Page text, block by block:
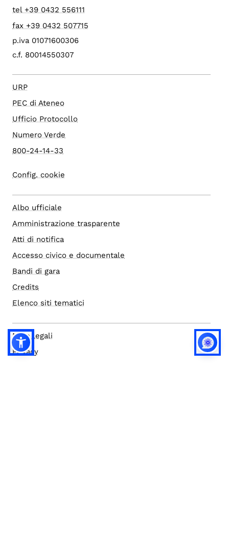
tel +39 0432 556111
fax +39 0432 507715
p.iva 01071600306
c.f. 80014550307
URP
PEC di Ateneo
Ufficio Protocollo
Numero Verde
800-24-14-33
Config. cookie
Albo ufficiale
Amministrazione trasparente
Atti di notifica
Accesso civico e documentale
Bandi di gara
Credits
Elenco siti tematici
Note legali
Privacy